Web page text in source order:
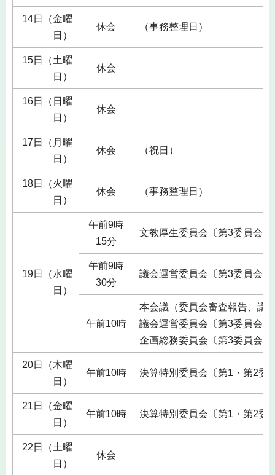
14日（金曜
日）
休会 （事務整理日）
15日（土曜
日）
休会
16日（日曜
日）
休会
17日（月曜
日）
休会 （祝日）
18日（火曜
日）
休会 （事務整理日）
19日（水曜
日）
午前9時
15分
文教厚生委員会〔第3委員会室
午前9時
30分
議会運営委員会〔第3委員会室
午前10時
本会議（委員会審査報告、議
議会運営委員会〔第3委員会室
企画総務委員会〔第3委員会室
20日（木曜
日）
午前10時 決算特別委員会〔第1・第2委
21日（金曜
日）
午前10時 決算特別委員会〔第1・第2委
22日（土曜
日）
休会